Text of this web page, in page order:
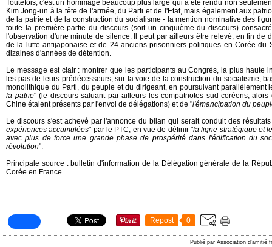
Toutefois, c'est un hommage beaucoup plus large qui a été rendu non
Kim Jong-un à la tête de l'armée, du Parti et de l'Etat, mais également aux
de la patrie et de la construction du socialisme - la mention nominative des
toute la première partie du discours (soit un cinquième du discours)
l'observation d'une minute de silence. Il peut par ailleurs être relevé, en fin de
de la lutte antijaponaise et de 24 anciens prisonniers politiques en Corée du
dizaines d'années de détention.
Le message est clair : montrer que les participants au Congrès, la plus haute
les pas de leurs prédécesseurs, sur la voie de la construction du socialisme,
monolithique du Parti, du peuple et du dirigeant, en poursuivant parallèlement
la patrie" (le discours saluant par ailleurs les compatriotes sud-coréens,
Chine étaient présents par l'envoi de délégations) et de "l'émancipation du
Le discours s'est achevé par l'annonce du bilan qui serait conduit des
expériences accumulées" par le PTC, en vue de définir "la ligne stratégique et
avec plus de force une grande phase de prospérité dans l'édification du
révolution".
Principale source : bulletin d'information de la Délégation générale de la
Corée en France.
Repost 0
Publié par Association d'amitié